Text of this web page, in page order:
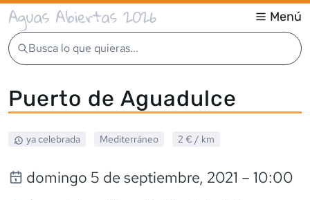
Aguas Abiertas 2026 Menú
Busca lo que quieras...
Puerto de Aguadulce
ya celebrada Mediterráneo 2 € / km
domingo 5 de septiembre, 2021 – 10:00